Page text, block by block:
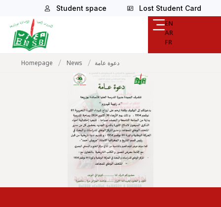
Student space Lost Student Card
EN
AR
FR
Homepage / News / دعوة عامة